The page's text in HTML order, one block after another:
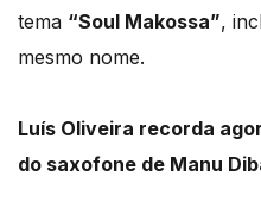
tema “Soul Makossa”,
mesmo nome.
Luís Oliveira recorda
do saxofone de Manu